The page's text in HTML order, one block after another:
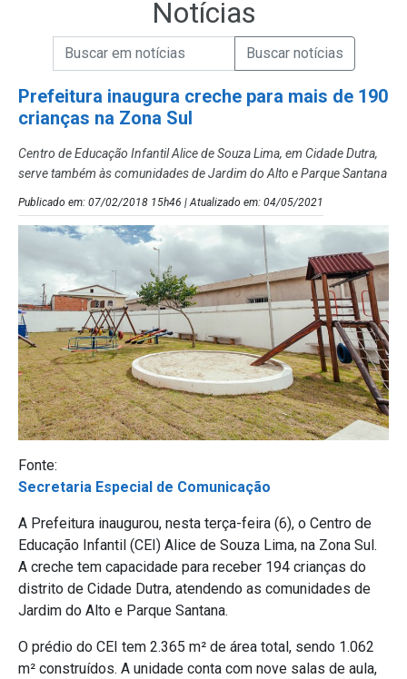
Notícias
Campo de Busca de Notícias
Campo de Busca de informaçõesEnviar a Busca de Notícias
Prefeitura inaugura creche para mais de 190
crianças na Zona Sul
Centro de Educação Infantil Alice de Souza Lima, em Cidade Dutra,
serve também às comunidades de Jardim do Alto e Parque Santana
Publicado em: 07/02/2018 15h46 | Atualizado em: 04/05/2021
Fonte:
Secretaria Especial de Comunicação
A Prefeitura inaugurou, nesta terça-feira (6), o Centro de
Educação Infantil (CEI) Alice de Souza Lima, na Zona Sul.
A creche tem capacidade para receber 194 crianças do
distrito de Cidade Dutra, atendendo as comunidades de
Jardim do Alto e Parque Santana.
O prédio do CEI tem 2.365 m² de área total, sendo 1.062
m² construídos. A unidade conta com nove salas de aula,